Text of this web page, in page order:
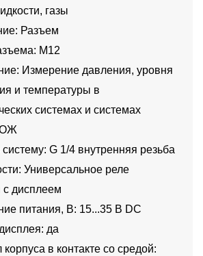
газы
Разъем
M12
Измерение давления, уровня
и температуры в
системах и системах
G 1/4 внутренняя резьба
Универсальное реле
с дисплеем
питания, В: 15...35 В DC
да
в контакте со средой: